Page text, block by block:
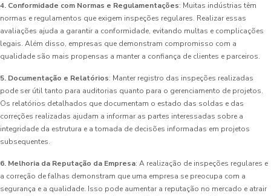
4. Conformidade com Normas e Regulamentações: Muitas indústrias têm
normas e regulamentos que exigem inspeções regulares. Realizar essas
avaliações ajuda a garantir a conformidade, evitando multas e complicações
legais. Além disso, empresas que demonstram compromisso com a
qualidade são mais propensas a manter a confiança de clientes e parceiros.
5. Documentação e Relatórios: Manter registro das inspeções realizadas
pode ser útil tanto para auditorias quanto para o gerenciamento de projetos.
Os relatórios detalhados que documentam o estado das soldas e das
correções realizadas ajudam a informar as partes interessadas sobre a
integridade da estrutura e a tomada de decisões informadas em projetos
subsequentes.
6. Melhoria da Reputação da Empresa: A realização de inspeções regulares e
a correção de falhas demonstram que uma empresa se preocupa com a
segurança e a qualidade. Isso pode aumentar a reputação no mercado e atrair